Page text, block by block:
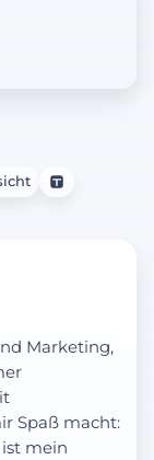
Marketing,
Spaß macht:
mein